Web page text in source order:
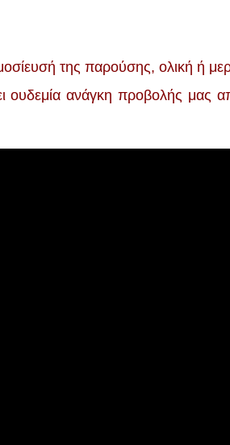
της παρούσης, ολική ή
ουδεμία ανάγκη προβολής μας